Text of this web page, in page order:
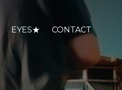
EYES★ CONTACT